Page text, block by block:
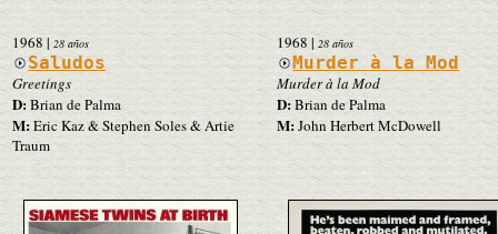
1968 | 28 años
Saludos
Greetings
D:Brian de Palma
M:Eric Kaz & Stephen Soles & Artie
Traum
1968 | 28 años
Murder à la Mod
Murder à la Mod
D:Brian de Palma
M:John Herbert McDowell